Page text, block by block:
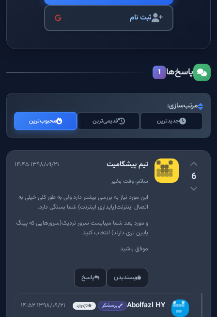
ثبت نام
پاسخ‌ها 1
مرتب‌سازی:
جدیدترین قدیمی‌ترین محبوب‌ترین
6
تیم پیشگامیت
۱۳۹۸/۰۹/۲۱ ۱۴:۴۵
سلام، وقت بخیر
این مورد نیاز به بررسی بیشتر دارد ولی به طور کلی خیلی به
اتصال اینترنت(پایداری اینترنت) شما بستگی دارد.
و مورد بعد شما میبایست سرور نزدیک(سرورهایی که پینگ
پایین تری دارند) انتخاب کنید.
موفق باشید
پسندیدن پاسخ
Abolfazl HY پرسشگر تازه‌وارد
۱۳۹۸/۰۹/۲۱ ۱۴:۵۲